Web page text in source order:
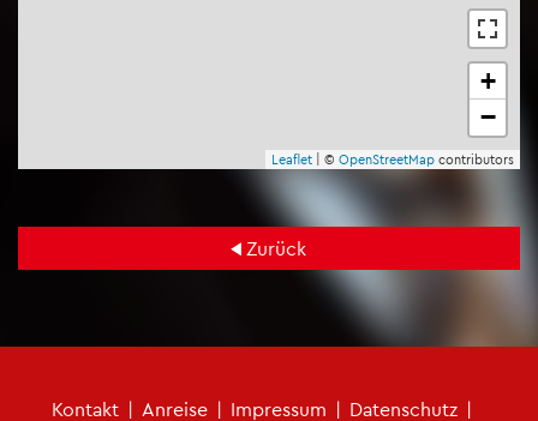
+
−
Leaf­let | © Open­Street­Map con­tri­bu­tors
Zu­rück
Kon­takt | An­rei­se | Im­pres­sum | Da­ten­schutz |